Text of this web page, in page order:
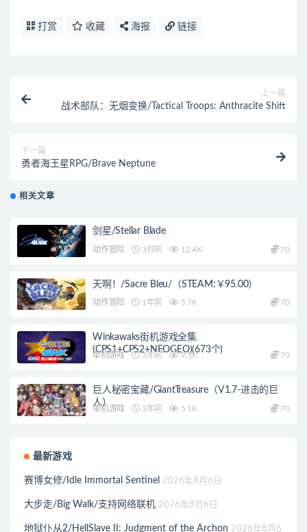
打赏 收藏 海报 链接
上一篇
战术部队：无烟变换/Tactical Troops: Anthracite Shift
下一篇
勇者海王星RPG/Brave Neptune
相关文章
剑星/Stellar Blade
动作冒险 3月前 12.4K 70
天啊！/Sacre Bleu/（STEAM:￥95.00）
动作冒险 1年前 5.7K 70
Winkawaks街机游戏全集
(CPS1+CPS2+NEOGEO)(673个)
单机游戏 3年前 9.5K 70
巨人秘密宝藏/GiantTreasure（V1.7-进击的巨
人）
单机游戏 3年前 5.1K 70
最新游戏
赛博女修/Idle Immortal Sentinel 2026年8月6日
大步走/Big Walk/支持网络联机 2026年8月6日
地狱仆从2/HellSlave II: Judgment of the Archon 2026年8月6